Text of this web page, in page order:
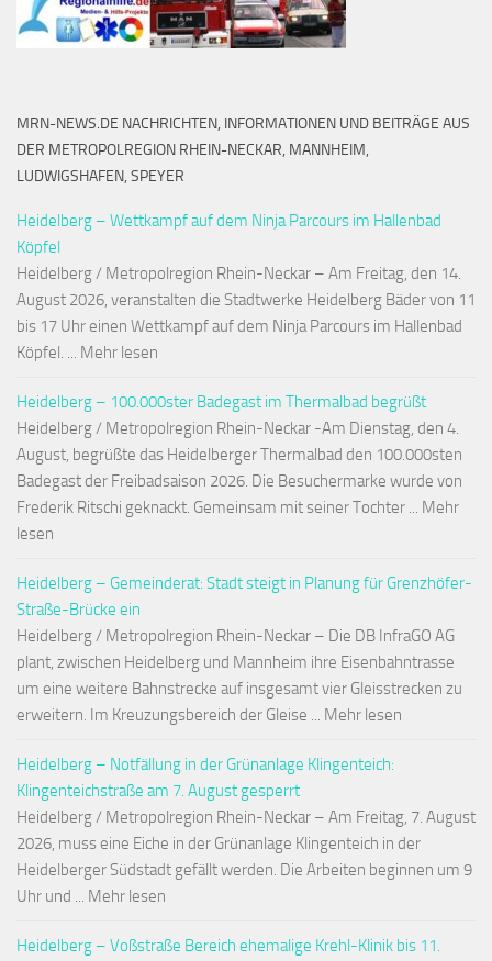
MRN-NEWS.DE NACHRICHTEN, INFORMATIONEN UND BEITRÄGE AUS
DER METROPOLREGION RHEIN-NECKAR, MANNHEIM,
LUDWIGSHAFEN, SPEYER
Heidelberg – Wettkampf auf dem Ninja Parcours im Hallenbad
Köpfel
Heidelberg / Metropolregion Rhein-Neckar – Am Freitag, den 14.
August 2026, veranstalten die Stadtwerke Heidelberg Bäder von 11
bis 17 Uhr einen Wettkampf auf dem Ninja Parcours im Hallenbad
Köpfel. ... Mehr lesen
Heidelberg – 100.000ster Badegast im Thermalbad begrüßt
Heidelberg / Metropolregion Rhein-Neckar -Am Dienstag, den 4.
August, begrüßte das Heidelberger Thermalbad den 100.000sten
Badegast der Freibadsaison 2026. Die Besuchermarke wurde von
Frederik Ritschi geknackt. Gemeinsam mit seiner Tochter ... Mehr
lesen
Heidelberg – Gemeinderat: Stadt steigt in Planung für Grenzhöfer-
Straße-Brücke ein
Heidelberg / Metropolregion Rhein-Neckar – Die DB InfraGO AG
plant, zwischen Heidelberg und Mannheim ihre Eisenbahntrasse
um eine weitere Bahnstrecke auf insgesamt vier Gleisstrecken zu
erweitern. Im Kreuzungsbereich der Gleise ... Mehr lesen
Heidelberg – Notfällung in der Grünanlage Klingenteich:
Klingenteichstraße am 7. August gesperrt
Heidelberg / Metropolregion Rhein-Neckar – Am Freitag, 7. August
2026, muss eine Eiche in der Grünanlage Klingenteich in der
Heidelberger Südstadt gefällt werden. Die Arbeiten beginnen um 9
Uhr und ... Mehr lesen
Heidelberg – Voßstraße Bereich ehemalige Krehl-Klinik bis 11.